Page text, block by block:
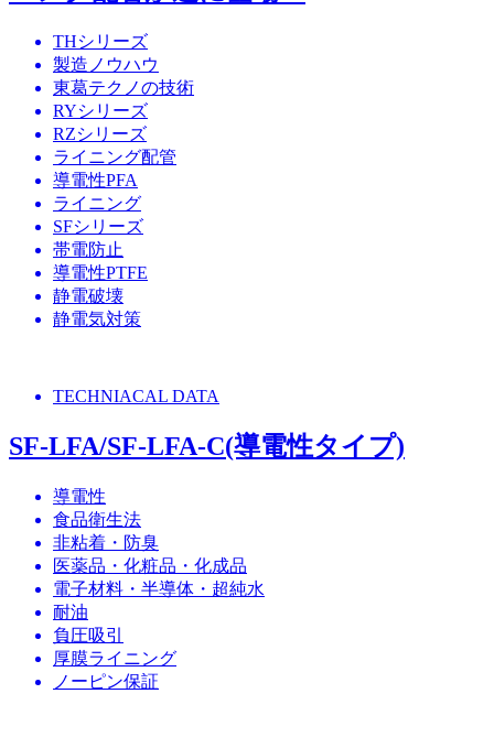
THシリーズ
製造ノウハウ
東葛テクノの技術
RYシリーズ
RZシリーズ
ライニング配管
導電性PFA
ライニング
SFシリーズ
帯電防止
導電性PTFE
静電破壊
静電気対策
TECHNIACAL DATA
SF-LFA/SF-LFA-C(導電性タイプ)
導電性
食品衛生法
非粘着・防臭
医薬品・化粧品・化成品
電子材料・半導体・超純水
耐油
負圧吸引
厚膜ライニング
ノーピン保証